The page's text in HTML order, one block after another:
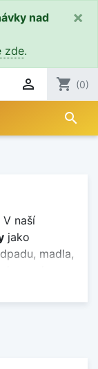
nad
zde.
×
 shopping_cart (0)
search
naší
jako
madla,
zářivková
Crusher,
Rejs,